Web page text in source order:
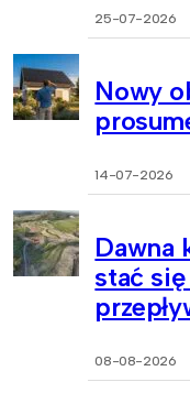
25-07-2026
Nowy
14-07-2026
Dawna
stać
08-08-2026